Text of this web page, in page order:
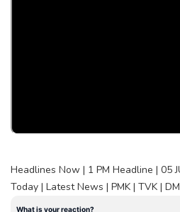
Headlines Now | 1 PM Headline | 05
Today | Latest News | PMK | TVK |